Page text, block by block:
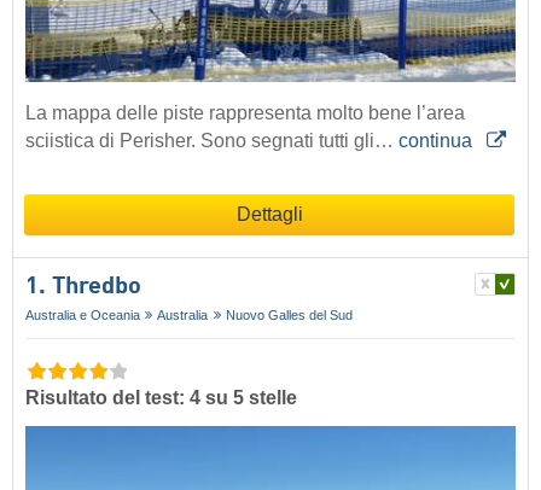
La mappa delle piste rappresenta molto bene l’area
sciistica di Perisher. Sono segnati tutti gli… continua
Dettagli
1. Thredbo
Australia e Oceania Australia Nuovo Galles del Sud
Risultato del test: 4 su 5 stelle